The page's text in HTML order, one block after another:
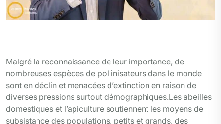
Malgré la reconnaissance de leur importance, de
nombreuses espèces de pollinisateurs dans le monde
sont en déclin et menacées d’extinction en raison de
diverses pressions surtout démographiques.Les abeilles
domestiques et l’apiculture soutiennent les moyens de
subsistance des populations, petits et grands, des